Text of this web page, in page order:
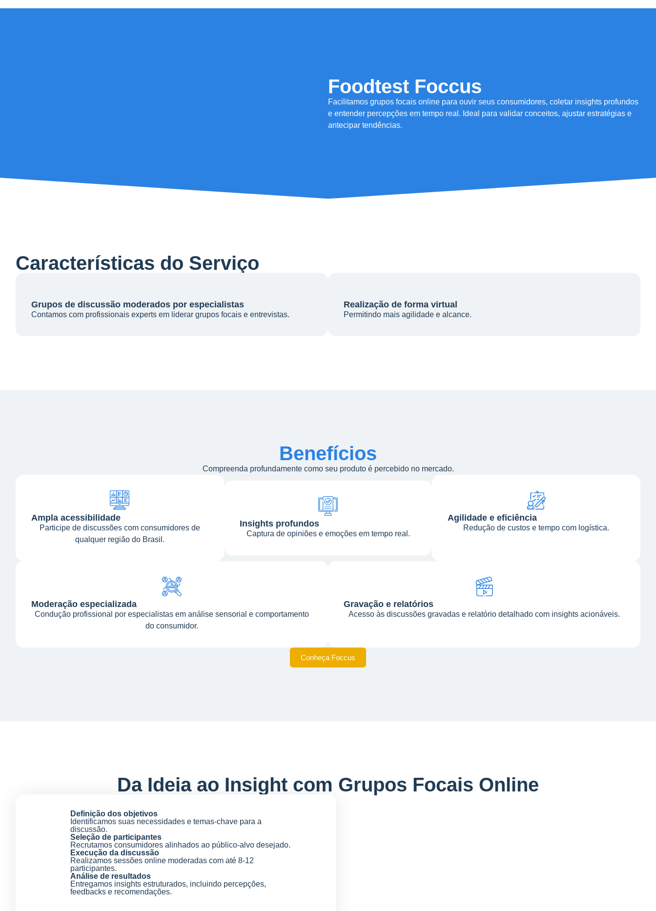
Foodtest Foccus
Facilitamos grupos focais online para ouvir seus consumidores, coletar insights profundos
e entender percepções em tempo real. Ideal para validar conceitos, ajustar estratégias e
antecipar tendências.
Características do Serviço
Grupos de discussão moderados por especialistas
Contamos com profissionais experts em liderar grupos focais e entrevistas.
Realização de forma virtual
Permitindo mais agilidade e alcance.
Benefícios
Compreenda profundamente como seu produto é percebido no mercado.
Ampla acessibilidade
Participe de discussões com consumidores de
qualquer região do Brasil.
Insights profundos
Captura de opiniões e emoções em tempo real.
Agilidade e eficiência
Redução de custos e tempo com logística.
Moderação especializada
Condução profissional por especialistas em análise sensorial e comportamento
do consumidor.
Gravação e relatórios
Acesso às discussões gravadas e relatório detalhado com insights acionáveis.
Conheça Foccus
Da Ideia ao Insight com Grupos Focais Online
Definição dos objetivos
Identificamos suas necessidades e temas-chave para a
discussão.
Seleção de participantes
Recrutamos consumidores alinhados ao público-alvo desejado.
Execução da discussão
Realizamos sessões online moderadas com até 8-12
participantes.
Análise de resultados
Entregamos insights estruturados, incluindo percepções,
feedbacks e recomendações.